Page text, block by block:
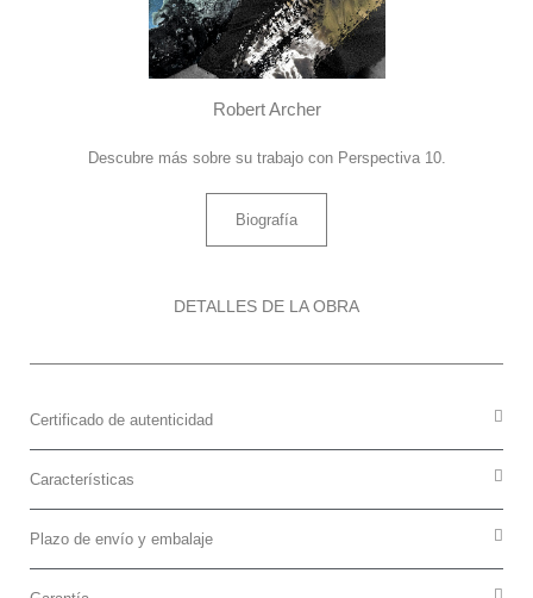
Robert Archer
Descubre más sobre su trabajo con Perspectiva 10.
Biografía
DETALLES DE LA OBRA
Certificado de autenticidad
Características
Plazo de envío y embalaje